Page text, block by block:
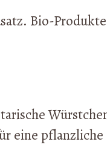
Bio-Produkte
eine pflanzliche